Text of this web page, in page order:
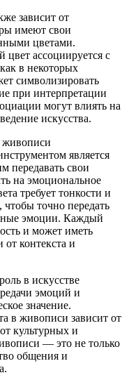
зависит от
имеют свои
цветами.
цвет ассоциируется с
в некоторых
символизировать
при интерпретации
могут влиять на
искусства.
живописи
является
передавать свои
на эмоциональное
требует тонкости и
чтобы точно передать
эмоции. Каждый
и может иметь
контекста и
в искусстве
эмоций и
значение.
в живописи зависит от
культурных и
— это не только
общения и